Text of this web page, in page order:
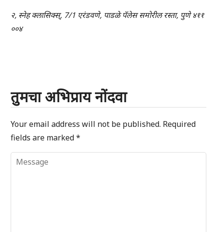
२, स्नेह क्लासिक्स्, 7/1 एरंडवणे, पाडळे पॅलेस समोरील रस्ता, पुणे ४११
००४
तुमचा अभिप्राय नोंदवा
Your email address will not be published. Required
fields are marked*